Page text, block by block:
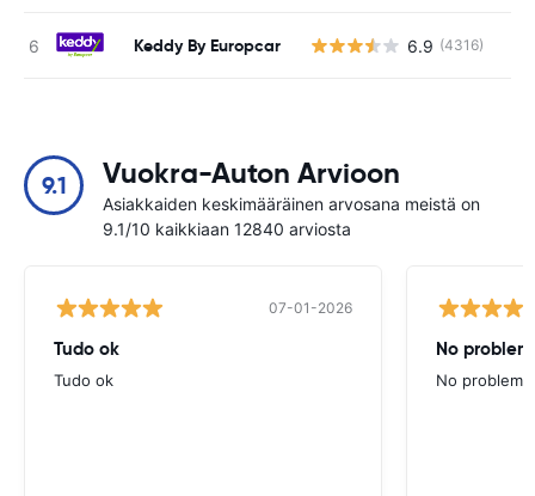
Keddy By Europcar 6.9 (4316)
9.1 Vuokra-Auton Arvioon
Asiakkaiden keskimääräinen arvosana meistä on
9.1/10 kaikkiaan 12840 arviosta
07-01-2026
Tudo ok
Tudo ok
No
No